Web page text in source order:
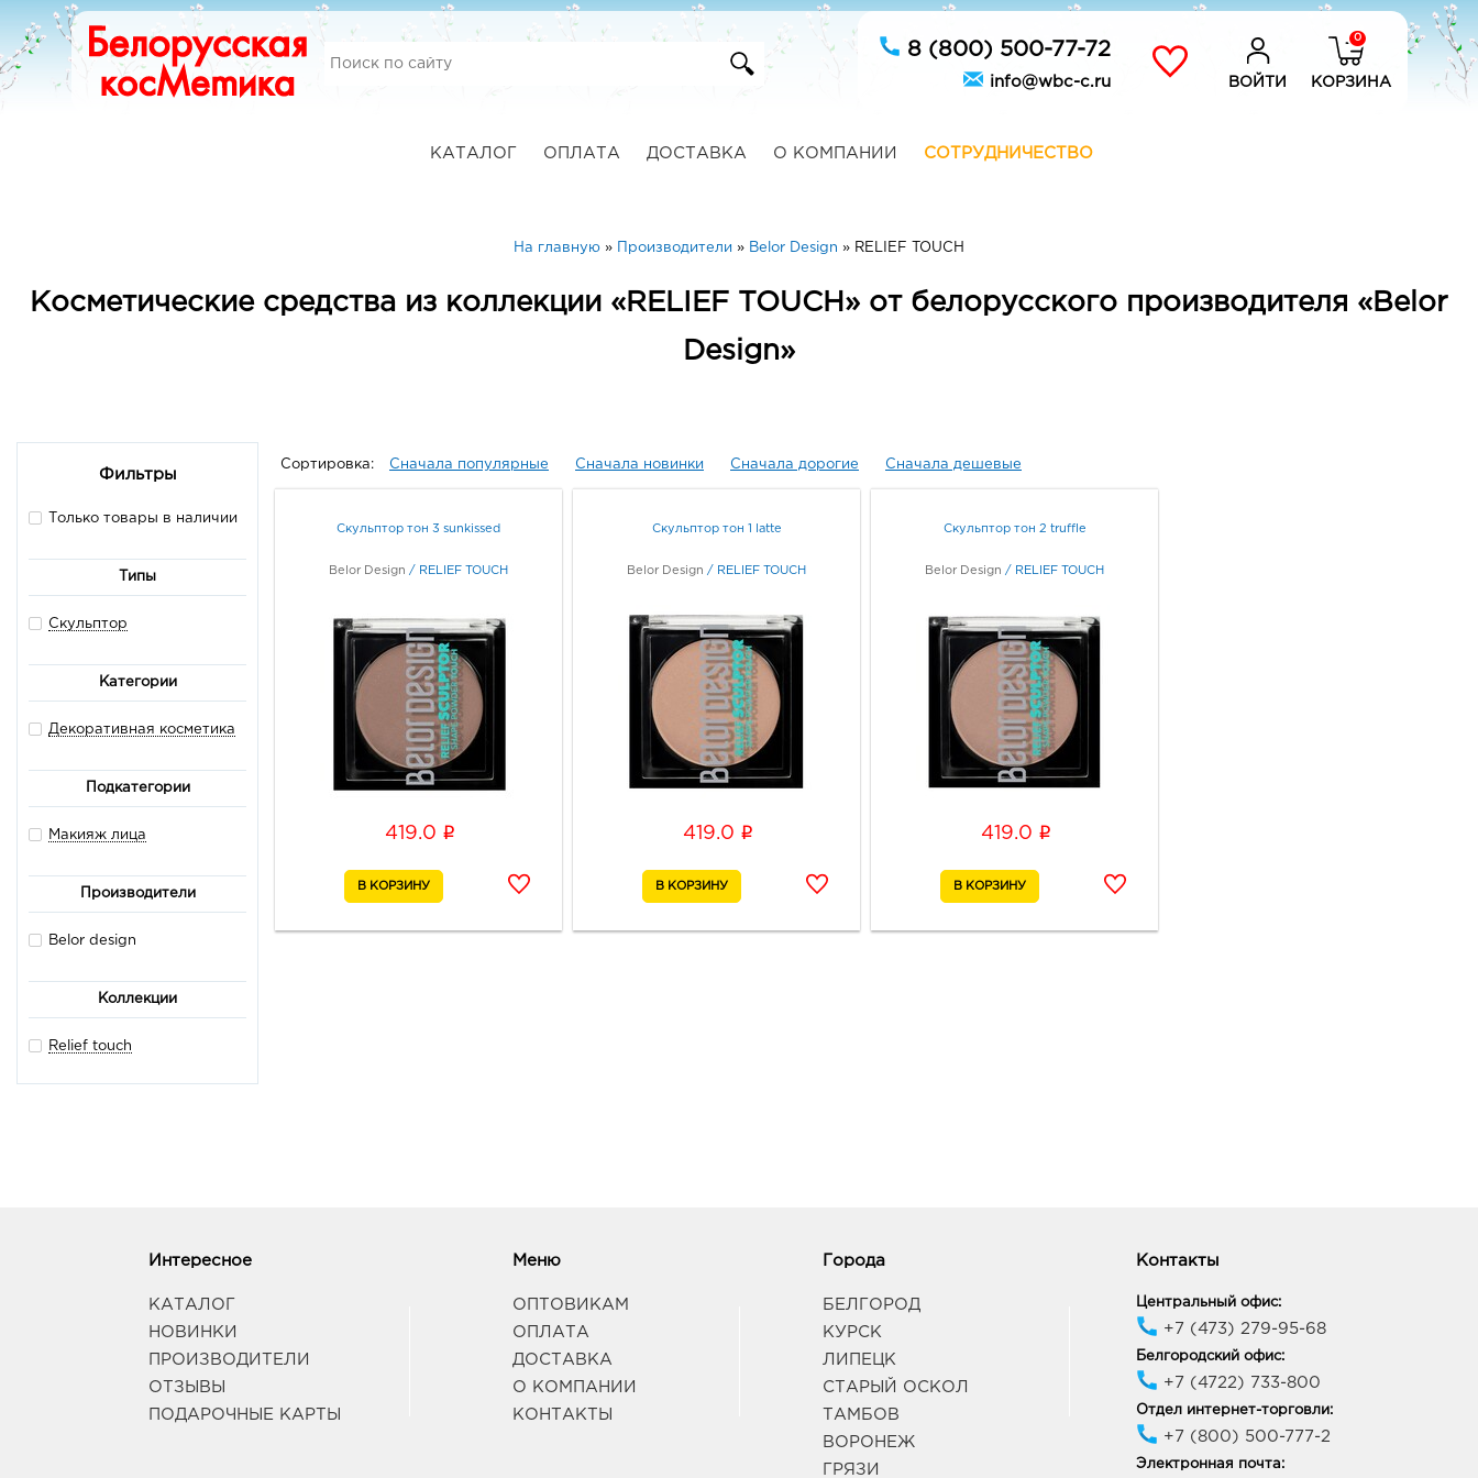
8 (800) 500-77-72
info@wbc-c.ru ВОЙТИ
0
КОРЗИНА
КАТАЛОГ ОПЛАТА ДОСТАВКА О КОМПАНИИ СОТРУДНИЧЕСТВО
На главную » Производители » Belor Design » RELIEF TOUCH
Косметические средства из коллекции «RELIEF TOUCH» от белорусского производителя «Belor
Design»
Фильтры
Только товары в наличии
Типы
Скульптор
Категории
Декоративная косметика
Подкатегории
Макияж лица
Производители
Belor design
Коллекции
Relief touch
Сортировка: Сначала популярные Сначала новинки Сначала дорогие Сначала дешевые
Скульптор тон 3 sunkissed
Belor Design / RELIEF TOUCH
419.0 i
Скульптор тон 1 latte
Belor Design / RELIEF TOUCH
419.0 i
Скульптор тон 2 truffle
Belor Design / RELIEF TOUCH
419.0 i
Интересное
КАТАЛОГ
НОВИНКИ
ПРОИЗВОДИТЕЛИ
ОТЗЫВЫ
ПОДАРОЧНЫЕ КАРТЫ
Меню
ОПТОВИКАМ
ОПЛАТА
ДОСТАВКА
О КОМПАНИИ
КОНТАКТЫ
Города
БЕЛГОРОД
КУРСК
ЛИПЕЦК
СТАРЫЙ ОСКОЛ
ТАМБОВ
ВОРОНЕЖ
ГРЯЗИ
Контакты
Центральный офис:
+7 (473) 279-95-68
Белгородский офис:
+7 (4722) 733-800
Отдел интернет-торговли:
+7 (800) 500-777-2
Электронная почта: